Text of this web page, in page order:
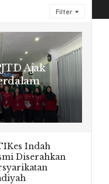
Filter
Ajak
Indah
Diserahkan